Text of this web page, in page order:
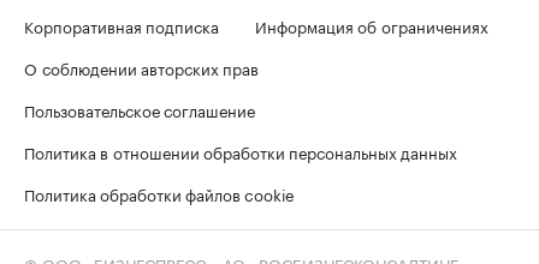
Корпоративная подписка
Информация об ограничениях
О соблюдении авторских прав
Пользовательское соглашение
Политика в отношении обработки персональных данных
Политика обработки файлов cookie